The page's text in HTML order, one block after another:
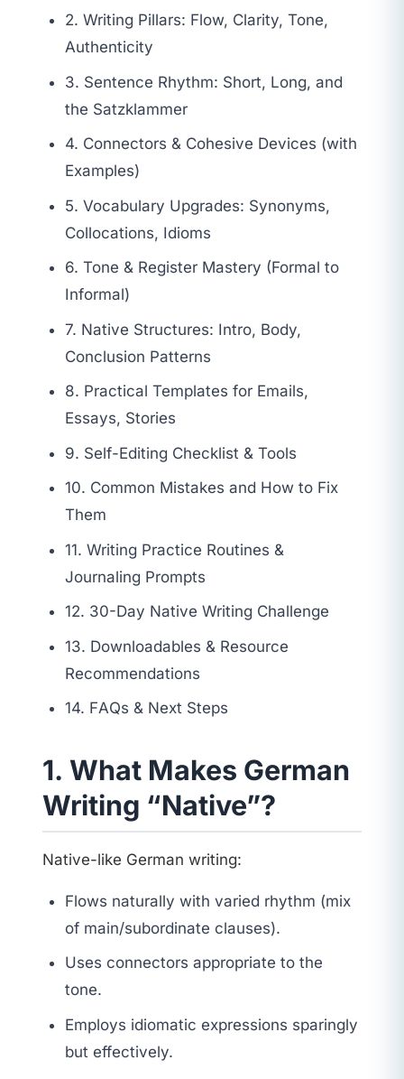
2. Writing Pillars: Flow, Clarity, Tone,
Authenticity
3. Sentence Rhythm: Short, Long, and
the Satzklammer
4. Connectors & Cohesive Devices (with
Examples)
5. Vocabulary Upgrades: Synonyms,
Collocations, Idioms
6. Tone & Register Mastery (Formal to
Informal)
7. Native Structures: Intro, Body,
Conclusion Patterns
8. Practical Templates for Emails,
Essays, Stories
9. Self-Editing Checklist & Tools
10. Common Mistakes and How to Fix
Them
11. Writing Practice Routines &
Journaling Prompts
12. 30-Day Native Writing Challenge
13. Downloadables & Resource
Recommendations
14. FAQs & Next Steps
1. What Makes German
Writing “Native”?
Native-like German writing:
Flows naturally with varied rhythm (mix
of main/subordinate clauses).
Uses connectors appropriate to the
tone.
Employs idiomatic expressions sparingly
but effectively.